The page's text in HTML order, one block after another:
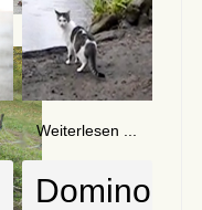
Weiterlesen ...
Domino